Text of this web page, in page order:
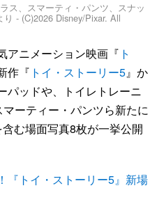
ス、スマーティ・パンツ、スナッ
- (C)2026 Disney/Pixar. All
アニメーション映画『 ト
作『 トイ・ストーリー5』か
パッドや、トイレトレーニ
マーティー・パンツら新たに
む場面写真8枚が一挙公開
『トイ・ストーリー5』新場